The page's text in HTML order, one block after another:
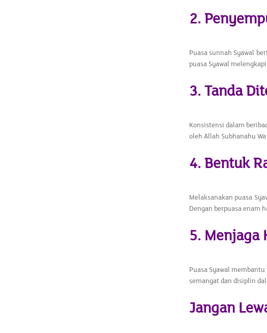
2.
Puasa sunnah Syawal
puasa Syawal
​3. Tanda
Konsistensi dalam
oleh Allah Subhanahu
4. Bentuk
Melaksanakan puasa
Dengan berpuasa enam
5. Menjaga
Puasa Syawal
semangat dan disiplin
Jangan